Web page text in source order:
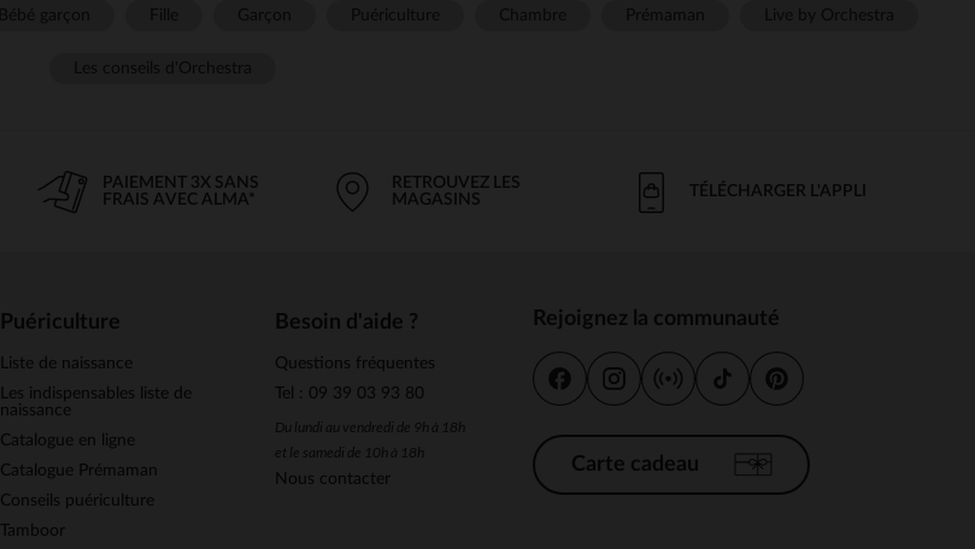
PAIEMENT 3X SANS
FRAIS AVEC ALMA*
RETROUVEZ LES
MAGASINS
TÉLÉCHARGER L'APPLI
Puériculture
Liste de naissance
Les indispensables liste de
naissance
Catalogue en ligne
Catalogue Prémaman
Conseils puériculture
Tamboor
Besoin d'aide ?
Questions fréquentes
Tel : 09 39 03 93 80
Du lundi au vendredi de 9h à 18h
et le samedi de 10h à 18h
Nous contacter
Rejoignez la communauté
Carte cadeau